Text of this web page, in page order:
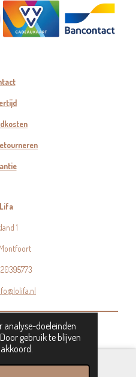
analyse-doeleinden
gebruik te blijven
1
Montfoort